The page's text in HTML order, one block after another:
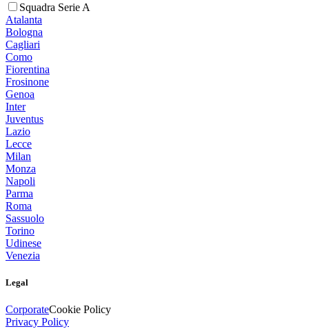
Squadra Serie A
Atalanta
Bologna
Cagliari
Como
Fiorentina
Frosinone
Genoa
Inter
Juventus
Lazio
Lecce
Milan
Monza
Napoli
Parma
Roma
Sassuolo
Torino
Udinese
Venezia
Legal
CorporateCookie Policy
Privacy Policy